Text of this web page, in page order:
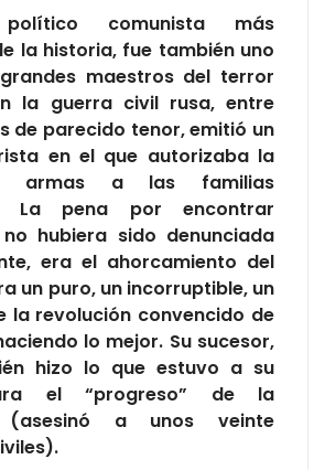
comunista más
la historia, fue también uno
maestros del terror
la guerra civil rusa, entre
de parecido tenor, emitió un
en el que autorizaba la
armas a las familias
La pena por encontrar
hubiera sido denunciada
era el ahorcamiento del
un puro, un incorruptible, un
la revolución convencido de
lo mejor. Su sucesor,
hizo lo que estuvo a su
el “progreso” de la
(asesinó a unos veinte